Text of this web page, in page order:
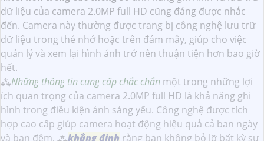
dữ liệu của camera 2.0MP full HD cũng đáng được nhắc
đến. Camera này thường được trang bị công nghệ lưu trữ
dữ liệu trong thẻ nhớ hoặc trên đám mây, giúp cho việc
quản lý và xem lại hình ảnh trở nên thuận tiện hơn bao giờ
hết.
⁂Những thông tin cung cấp chắc chắn một trong những lợi
ích quan trọng của camera 2.0MP full HD là khả năng ghi
hình trong điều kiện ánh sáng yếu. Công nghệ được tích
hợp cao cấp giúp camera hoạt động hiệu quả cả ban ngày
và ban đêm, ⁂khẳng định rằng bạn không bỏ lỡ bất kỳ sự